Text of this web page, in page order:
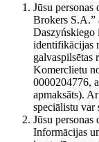
Jūsu
Brokers S.A.”
Daszyńskiego
identifikācijas
galvaspilsētas
Komerclietu
0000204776,
apmaksāts).
speciālistu var
Jūsu
Informācijas